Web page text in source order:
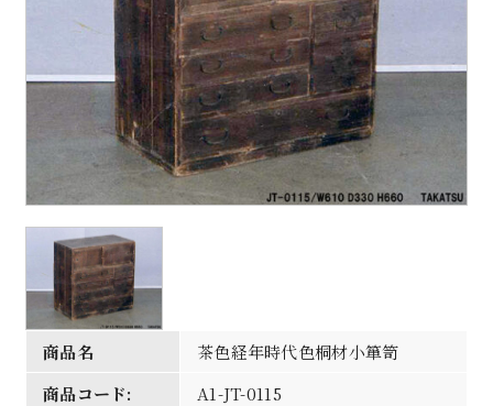
商品名
茶色経年時代色桐材小箪笥
商品コード:
A1-JT-0115